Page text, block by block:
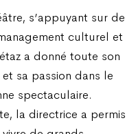
s’appuyant sur de
culturel et
a donné toute son
sa passion dans le
spectaculaire.
la directrice a permis